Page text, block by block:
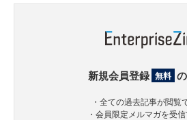
新規会員登録 無料
・全ての過去記事が閲覧
・会員限定メルマガを受